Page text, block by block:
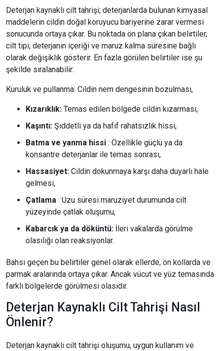
Deterjan kaynaklı cilt tahrişi; deterjanlarda bulunan kimyasal
maddelerin cildin doğal koruyucu bariyerine zarar vermesi
sonucunda ortaya çıkar. Bu noktada ön plana çıkan belirtiler,
cilt tipi, deterjanın içeriği ve maruz kalma süresine bağlı
olarak değişiklik gösterir. En fazla görülen belirtiler ise şu
şekilde sıralanabilir:
Kuruluk ve pullanma: Cildin nem dengesinin bozulması,
Kızarıklık: Temas edilen bölgede cildin kızarması,
Kaşıntı: Şiddetli ya da hafif rahatsızlık hissi,
Batma ve yanma hissi : Özellikle güçlü ya da
konsantre deterjanlar ile temas sonrası,
Hassasiyet: Cildin dokunmaya karşı daha duyarlı hale
gelmesi,
Çatlama : Uzu süresi maruziyet durumunda cilt
yüzeyinde çatlak oluşumu,
Kabarcık ya da döküntü: İleri vakalarda görülme
olasılığı olan reaksiyonlar.
Bahsi geçen bu belirtiler genel olarak ellerde, ön kollarda ve
parmak aralarında ortaya çıkar. Ancak vücut ve yüz temasında
farklı bölgelerde görülmesi olasıdır.
Deterjan Kaynaklı Cilt Tahrişi Nasıl
Önlenir?
Deterjan kaynaklı cilt tahrişi oluşumu, uygun kullanım ve